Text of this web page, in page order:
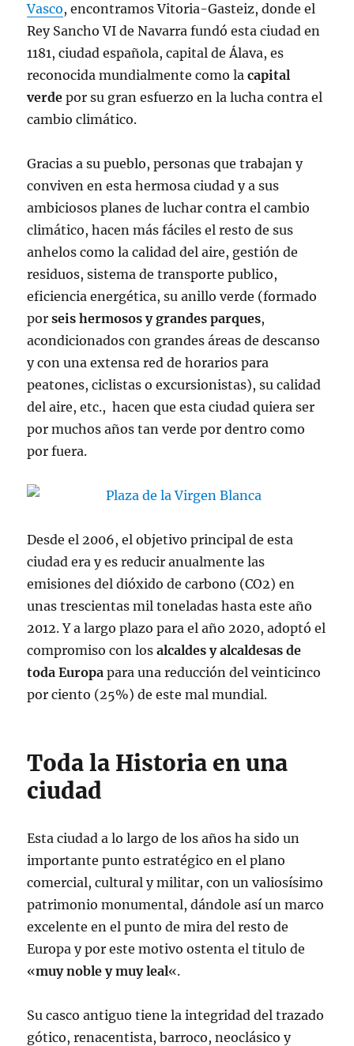
Vasco, encontramos Vitoria-Gasteiz, donde el
Rey Sancho VI de Navarra fundó esta ciudad en
1181, ciudad española, capital de Álava, es
reconocida mundialmente como lacapital
verde por su gran esfuerzo en la lucha contra el
cambio climático.
Gracias a su pueblo, personas que trabajan y
conviven en esta hermosa ciudad y a sus
ambiciosos planes de luchar contra el cambio
climático, hacen más fáciles el resto de sus
anhelos como la calidad del aire, gestión de
residuos, sistema de transporte publico,
eficiencia energética, su anillo verde (formado
porseis hermosos y grandes parques,
acondicionados con grandes áreas de descanso
y con una extensa red de horarios para
peatones, ciclistas o excursionistas), su calidad
del aire, etc., hacen que esta ciudad quiera ser
por muchos años tan verde por dentro como
por fuera.
Desde el 2006, el objetivo principal de esta
ciudad era y es reducir anualmente las
emisiones del dióxido de carbono (CO2) en
unas trescientas mil toneladas hasta este año
2012. Y a largo plazo para el año 2020, adoptó el
compromiso con losalcaldes y alcaldesas de
toda Europa para una reducción del veinticinco
por ciento (25%) de este mal mundial.
Toda la Historia en una
ciudad
Esta ciudad a lo largo de los años ha sido un
importante punto estratégico en el plano
comercial, cultural y militar, con un valiosísimo
patrimonio monumental, dándole así un marco
excelente en el punto de mira del resto de
Europa y por este motivo ostenta el titulo de
«muy noble y muy leal«.
Su casco antiguo tiene la integridad del trazado
gótico, renacentista, barroco, neoclásico y